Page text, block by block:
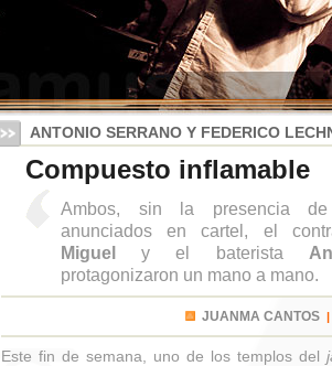
ANTONIO SERRANO Y FEDERICO
Compuesto inflamable
Ambos, sin la presencia
anunciados en cartel, el
Miguel
y el baterista
protagonizaron un mano a mano.
JUANMA CANTOS |
Este fin de semana, uno de los templos del